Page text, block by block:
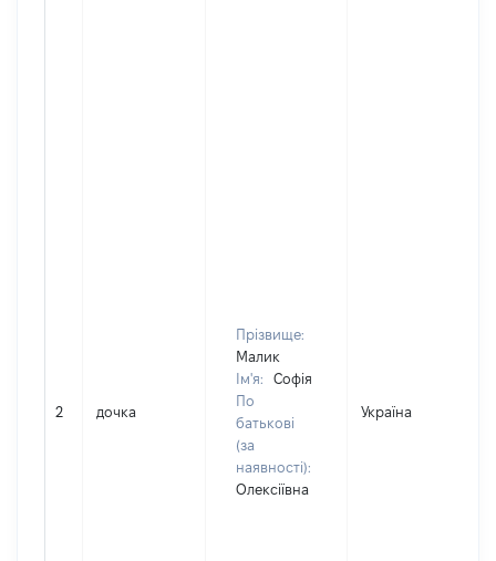
2 дочка
Прізвище:
Малик
Ім'я:
Софія
По
батькові
(за
наявності):
Олексіївна
Україна